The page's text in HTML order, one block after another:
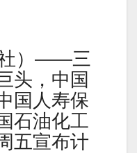
社）——三
头，中国
国人寿保
石油化工
五宣布计